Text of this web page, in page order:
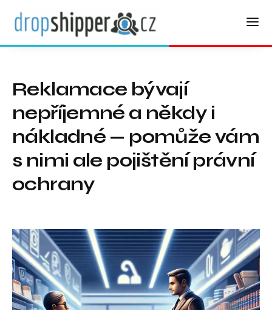
Reklamace bývají
nepříjemné a někdy i
nákladné — pomůže vám
s nimi ale pojištění právní
ochrany